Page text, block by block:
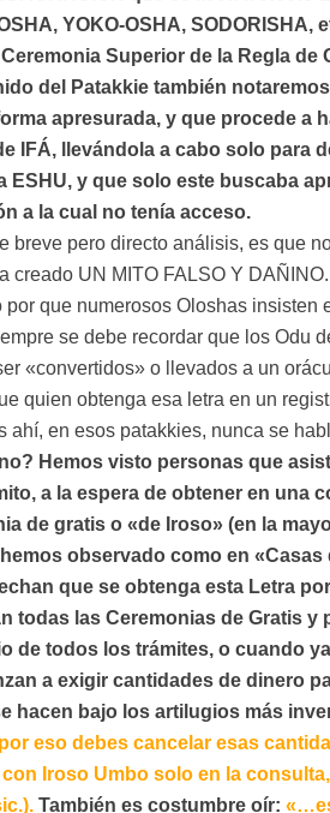
YOKO-OSHA, SODORISHA,
Superior de la Regla de
del Patakkie también
apresurada, y que procede a
IFÁ, llevándola a cabo solo para
ESHU, y que solo este buscaba
a la cual no tenía acceso.
breve pero directo análisis, es que
creado UN MITO FALSO Y DAÑINO.
por que numerosos Oloshas insisten
se debe recordar que los Odu
«convertidos» o llevados a un
quien obtenga esa letra en un
ahí, en esos patakkies, nunca se
Hemos visto personas que
a la espera de obtener en una
de gratis o «de Iroso» (en la
observado como en
que se obtenga esta Letra
todas las Ceremonias de Gratis
de todos los trámites, o cuando
a exigir cantidades de dinero
hacen bajo los artilugios más
eso debes cancelar esas
Iroso Umbo solo en la
También es costumbre oír: